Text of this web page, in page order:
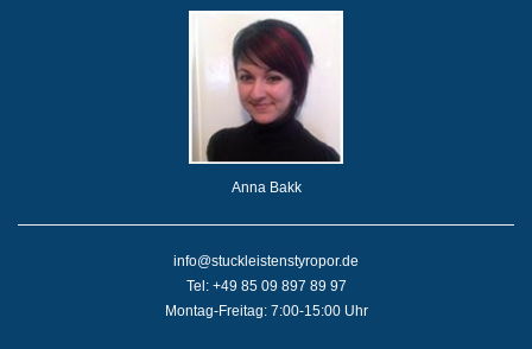
Anna Bakk
info@stuckleistenstyropor.de
Tel: +49 85 09 897 89 97
Montag-Freitag: 7:00-15:00 Uhr